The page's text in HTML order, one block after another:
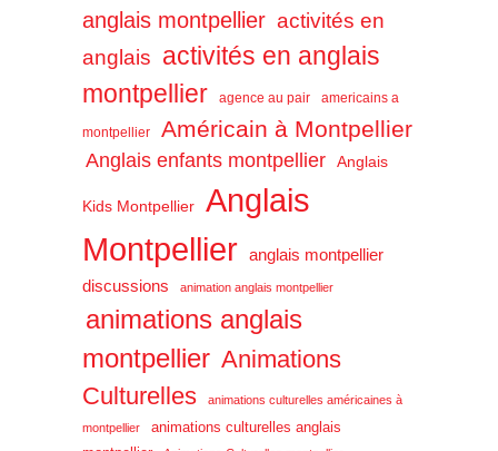
anglais montpellier activités en
anglais activités en anglais
montpellier
agence au pair americains a
montpellier Américain à Montpellier
Anglais enfants montpellier Anglais
Kids Montpellier
Anglais
Montpellier
anglais montpellier
discussions
animation anglais montpellier
animations anglais
montpellier Animations
Culturelles
animations culturelles américaines à
montpellier
animations culturelles anglais